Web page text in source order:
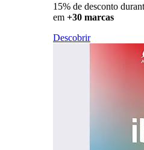
15% de desconto
em +30 marcas
Descobrir